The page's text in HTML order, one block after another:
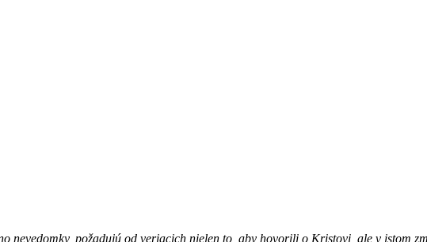
nevedomky, požadujú od veriacich nielen to, aby hovorili o Kristovi, ale v istom